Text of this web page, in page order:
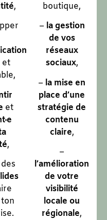
,
et
et
,
boutique,
– la gestion
de vos
réseaux
sociaux,
– la mise en
place d’une
stratégie de
contenu
claire,
–
l’amélioration
de votre
visibilité
locale ou
régionale,